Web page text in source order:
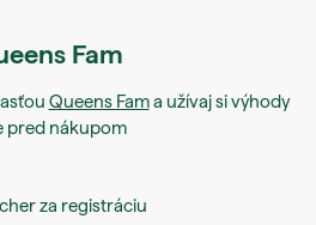
Fam
Queens Fama užívaj si výhody
pred nákupom
za registráciu